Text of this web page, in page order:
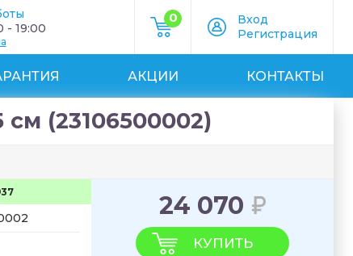
19:00
0
Вход
Регистрация
АКЦИИ КОНТАКТЫ
(23106500002)
24 070
КУПИТЬ